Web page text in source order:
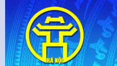
content